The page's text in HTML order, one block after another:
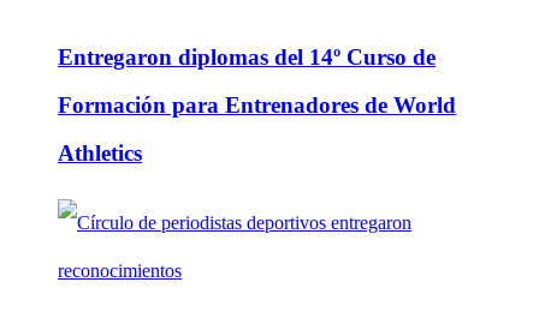
Entregaron diplomas del 14º Curso de
Formación para Entrenadores de World
Athletics